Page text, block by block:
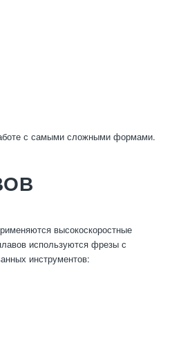
с самыми сложными формами.
высокоскоростные
используются фрезы с
инструментов: